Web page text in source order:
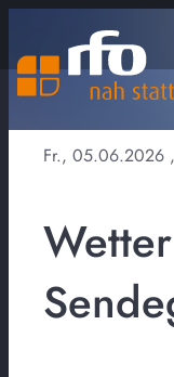
Fr., 05.06.2026